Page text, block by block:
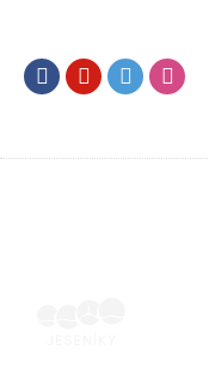
FacebookYoutubeTwitter